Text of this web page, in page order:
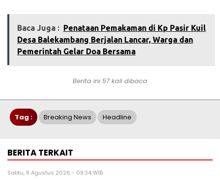
Baca Juga : ‎Penataan Pemakaman di Kp Pasir Kuil
Desa Balekambang Berjalan Lancar, Warga dan
Pemerintah Gelar Doa Bersama
Berita ini 57 kali dibaca
Tag : Breaking News Headline
BERITA TERKAIT
Sabtu, 8 Agustus 2026 - 09:34 WIB